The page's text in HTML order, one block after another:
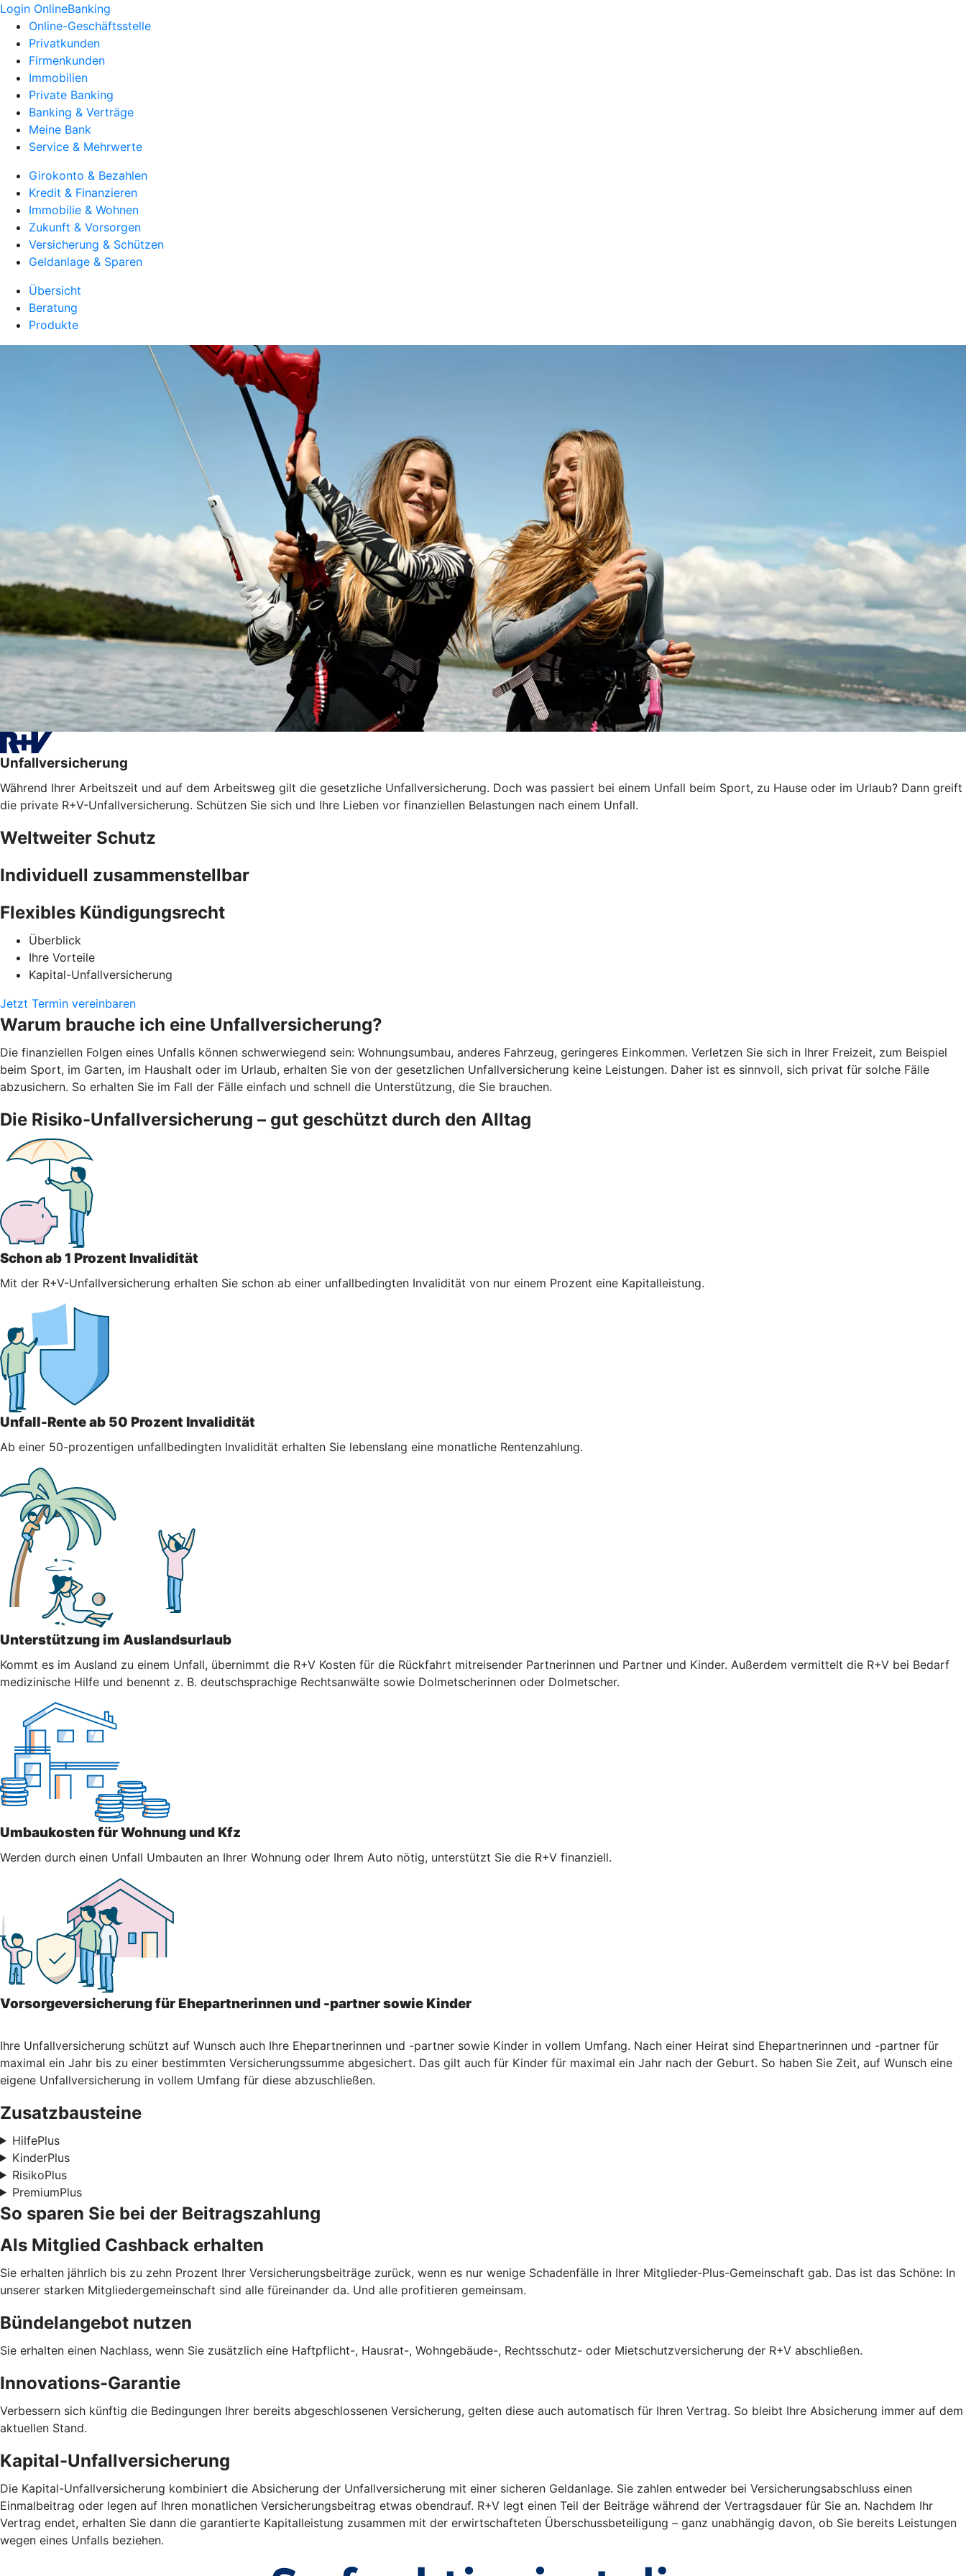
Login OnlineBanking
Online-Geschäftsstelle
Privatkunden
Firmenkunden
Immobilien
Private Banking
Banking & Verträge
Meine Bank
Service & Mehrwerte
Girokonto & Bezahlen
Kredit & Finanzieren
Immobilie & Wohnen
Zukunft & Vorsorgen
Versicherung & Schützen
Geldanlage & Sparen
Übersicht
Beratung
Produkte
Unfallversicherung
Während Ihrer Arbeitszeit und auf dem Arbeitsweg gilt die gesetzliche Unfallversicherung. Doch was passiert bei einem Unfall beim Sport, zu Hause oder im Urlaub? Dann greift
die private R+V-Unfallversicherung. Schützen Sie sich und Ihre Lieben vor finanziellen Belastungen nach einem Unfall.
Weltweiter Schutz
Individuell zusammenstellbar
Flexibles Kündigungsrecht
Überblick
Ihre Vorteile
Kapital-Unfallversicherung
Jetzt Termin vereinbaren
Warum brauche ich eine Unfallversicherung?
Die finanziellen Folgen eines Unfalls können schwerwiegend sein: Wohnungsumbau, anderes Fahrzeug, geringeres Einkommen. Verletzen Sie sich in Ihrer Freizeit, zum Beispiel
beim Sport, im Garten, im Haushalt oder im Urlaub, erhalten Sie von der gesetzlichen Unfallversicherung keine Leistungen. Daher ist es sinnvoll, sich privat für solche Fälle
abzusichern. So erhalten Sie im Fall der Fälle einfach und schnell die Unterstützung, die Sie brauchen.
Die Risiko-Unfallversicherung – gut geschützt durch den Alltag
Schon ab 1 Prozent Invalidität
Mit der R+V-Unfallversicherung erhalten Sie schon ab einer unfallbedingten Invalidität von nur einem Prozent eine Kapitalleistung.
Unfall-Rente ab 50 Prozent Invalidität
Ab einer 50-prozentigen unfallbedingten Invalidität erhalten Sie lebenslang eine monatliche Rentenzahlung.
Unterstützung im Auslandsurlaub
Kommt es im Ausland zu einem Unfall, übernimmt die R+V Kosten für die Rückfahrt mitreisender Partnerinnen und Partner und Kinder. Außerdem vermittelt die R+V bei Bedarf
medizinische Hilfe und benennt z. B. deutschsprachige Rechtsanwälte sowie Dolmetscherinnen oder Dolmetscher.
Umbaukosten für Wohnung und Kfz
Werden durch einen Unfall Umbauten an Ihrer Wohnung oder Ihrem Auto nötig, unterstützt Sie die R+V finanziell.
Vorsorgeversicherung für Ehepartnerinnen und -partner sowie Kinder
Ihre Unfallversicherung schützt auf Wunsch auch Ihre Ehepartnerinnen und -partner sowie Kinder in vollem Umfang. Nach einer Heirat sind Ehepartnerinnen und -partner für
maximal ein Jahr bis zu einer bestimmten Versicherungssumme abgesichert. Das gilt auch für Kinder für maximal ein Jahr nach der Geburt. So haben Sie Zeit, auf Wunsch eine
eigene Unfallversicherung in vollem Umfang für diese abzuschließen.
Zusatzbausteine
HilfePlus
KinderPlus
RisikoPlus
PremiumPlus
So sparen Sie bei der Beitragszahlung
Als Mitglied Cashback erhalten
Sie erhalten jährlich bis zu zehn Prozent Ihrer Versicherungsbeiträge zurück, wenn es nur wenige Schadenfälle in Ihrer Mitglieder-Plus-Gemeinschaft gab. Das ist das Schöne: In
unserer starken Mitgliedergemeinschaft sind alle füreinander da. Und alle profitieren gemeinsam.
Bündelangebot nutzen
Sie erhalten einen Nachlass, wenn Sie zusätzlich eine Haftpflicht-, Hausrat-, Wohngebäude-, Rechtsschutz- oder Mietschutzversicherung der R+V abschließen.
Innovations-Garantie
Verbessern sich künftig die Bedingungen Ihrer bereits abgeschlossenen Versicherung, gelten diese auch automatisch für Ihren Vertrag. So bleibt Ihre Absicherung immer auf dem
aktuellen Stand.
Kapital-Unfallversicherung
Die Kapital-Unfallversicherung kombiniert die Absicherung der Unfallversicherung mit einer sicheren Geldanlage. Sie zahlen entweder bei Versicherungsabschluss einen
Einmalbeitrag oder legen auf Ihren monatlichen Versicherungsbeitrag etwas obendrauf. R+V legt einen Teil der Beiträge während der Vertragsdauer für Sie an. Nachdem Ihr
Vertrag endet, erhalten Sie dann die garantierte Kapitalleistung zusammen mit der erwirtschafteten Überschussbeteiligung – ganz unabhängig davon, ob Sie bereits Leistungen
wegen eines Unfalls beziehen.